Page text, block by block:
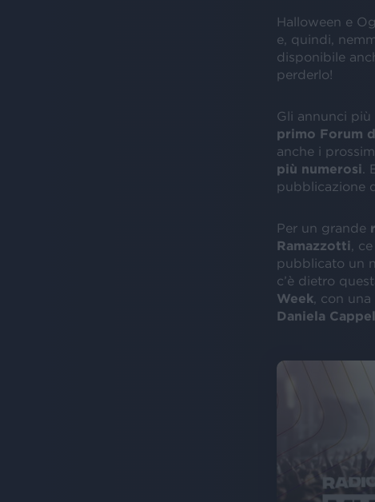
Halloween e
e, quindi,
disponibile
perderlo!
Gli annunci
primo Forum
anche i
più numerosi .
pubblicazione
Per un grande
Ramazzotti ,
pubblicato un
c’è dietro
Week , con
Daniela